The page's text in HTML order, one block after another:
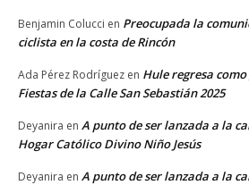
Benjamin Colucci en Preocupada la
ciclista en la costa de Rincón
Ada Pérez Rodríguez en Hule regresa
Fiestas de la Calle San Sebastián 2025
Deyanira en A punto de ser lanzada a la
Hogar Católico Divino Niño Jesús
Deyanira en A punto de ser lanzada a la